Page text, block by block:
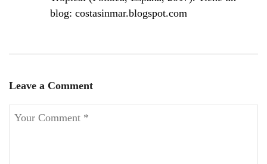
blog: costasinmar.blogspot.com
Leave a Comment